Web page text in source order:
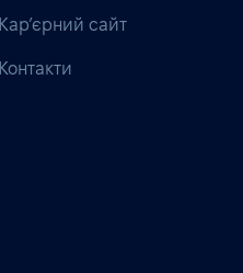
Кар’єрний сайт
Контакти